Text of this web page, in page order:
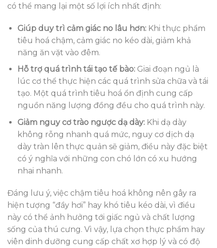
có thể mang lại một số lợi ích nhất định:
Giúp duy trì cảm giác no lâu hơn:Khi thực phẩm
tiêu hoá chậm, cảm giác no kéo dài, giảm khả
năng ăn vặt vào đêm.
Hỗ trợ quá trình tái tạo tế bào:Giai đoạn ngủ là
lúc cơ thể thực hiện các quá trình sửa chữa và tái
tạo. Một quá trình tiêu hoá ổn định cung cấp
nguồn năng lượng đồng đều cho quá trình này.
Giảm nguy cơ trào ngược dạ dày:Khi dạ dày
không rỗng nhanh quá mức, nguy cơ dịch dạ
dày tràn lên thực quản sẽ giảm, điều này đặc biệt
có ý nghĩa với những con chó lớn có xu hướng
nhai nhanh.
Đáng lưu ý, việc chậm tiêu hoá không nên gây ra
hiện tượng “đầy hơi” hay khó tiêu kéo dài, vì điều
này có thể ảnh hưởng tới giấc ngủ và chất lượng
sống của thú cưng. Vì vậy, lựa chọn thực phẩm hay
viên dinh dưỡng cung cấp chất xơ hợp lý và có độ